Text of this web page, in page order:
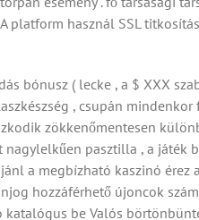
platform használ SSL
bónusz ( lecke , a $ XXX
, csupán
zökkenőmentesen
pasztilla , a játék
a megbízható kaszinó érez
hozzáférhető újoncok
be Valós